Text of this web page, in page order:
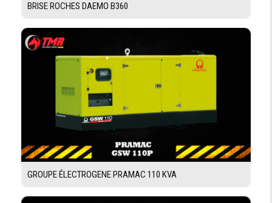
BRISE ROCHES DAEMO B360
GROUPE ÉLECTROGENE PRAMAC 110 KVA